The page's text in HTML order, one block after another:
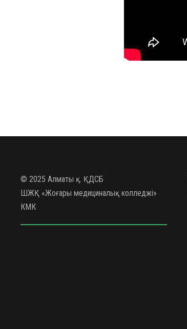
© 2025 Алматы қ. ҚДСБ
ШЖҚ «Жоғары медициналық колледжі»
КМК